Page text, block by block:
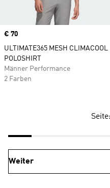
Price
€ 70
ULTIMATE365 MESH CLIMACOOL
POLOSHIRT
Männer Performance
2 Farben
Weiter